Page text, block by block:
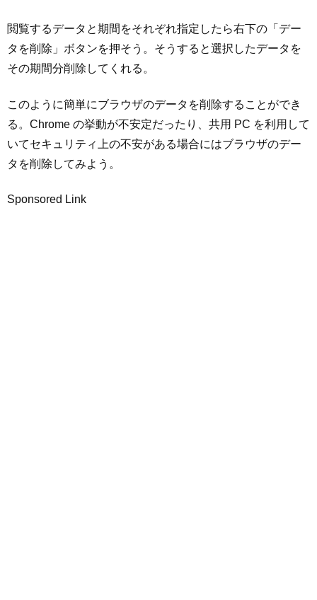
閲覧するデータと期間をそれぞれ指定したら右下の「デー
タを削除」ボタンを押そう。そうすると選択したデータを
その期間分削除してくれる。
このように簡単にブラウザのデータを削除することができ
る。Chrome の挙動が不安定だったり、共用 PC を利用して
いてセキュリティ上の不安がある場合にはブラウザのデー
タを削除してみよう。
Sponsored Link